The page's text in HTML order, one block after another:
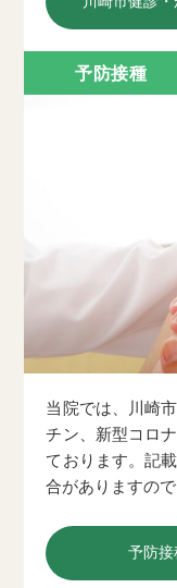
当院では、川崎
チン、新型コロ
ております。記
合がありますの
予防
予防接種